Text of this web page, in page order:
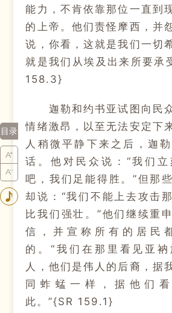
能力，不肯依靠那位一直到
的上帝。他们责怪摩西，并
说，你看，这就是我们一切
就是我们从埃及出来所要承
158.3}
迦勒和约书亚试图向民
情绪激昂，以至无法安定下
人稍微平静下来之后，迦
话。他对民众说：“我们
吧，我们足能得胜。”但那
却说：“我们不能上去攻击
比我们强壮。”他们继续重
信，并宣称所有的居民
的。“我们在那里看见亚
人，他们是伟人的后裔，据
同蚱蜢一样，据他们
此。”{SR 159.1}
目录